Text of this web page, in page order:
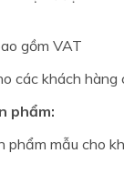
gồm VAT
các khách hàng
phẩm:
phẩm mẫu cho